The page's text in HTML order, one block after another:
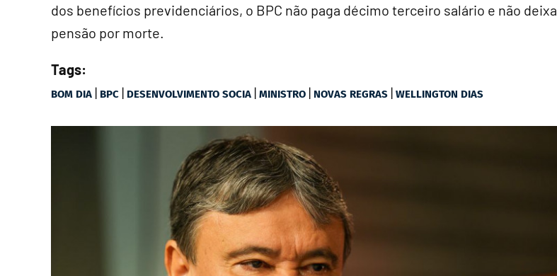
dos benefícios previdenciários, o BPC não paga décimo terceiro salário e não deixa
pensão por morte.
Tags:
BOM DIA | BPC | DESENVOLVIMENTO SOCIA | MINISTRO | NOVAS REGRAS | WELLINGTON DIAS